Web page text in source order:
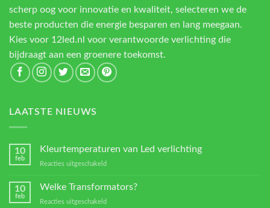
scherp oog voor innovatie en kwaliteit, selecteren we de
beste producten die energie besparen en lang meegaan.
Kies voor 12led.nl voor verantwoorde verlichting die
bijdraagt aan een groenere toekomst.
LAATSTE NIEUWS
10
feb
Kleurtemperaturen van Led verlichting
Reacties uitgeschakeld
verlichting
10
feb
Welke Transformators?
Reacties uitgeschakeld